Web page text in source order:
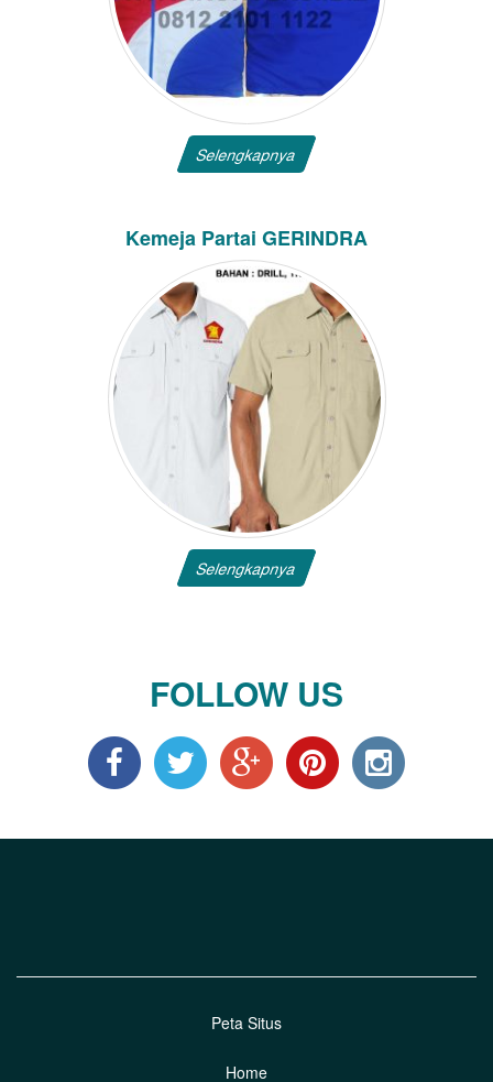
Selengkapnya
Kemeja Partai GERINDRA
Selengkapnya
FOLLOW US
Peta Situs
Home